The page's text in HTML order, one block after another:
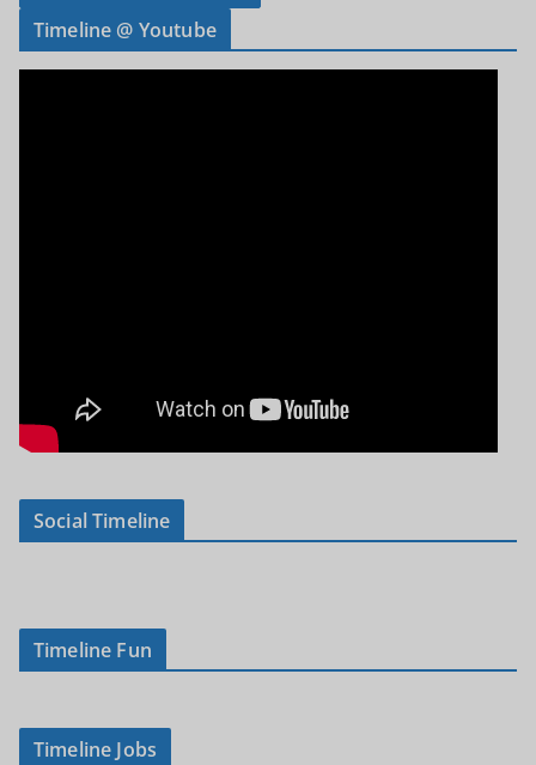
Timeline @ Youtube
Social Timeline
Timeline Fun
Timeline Jobs